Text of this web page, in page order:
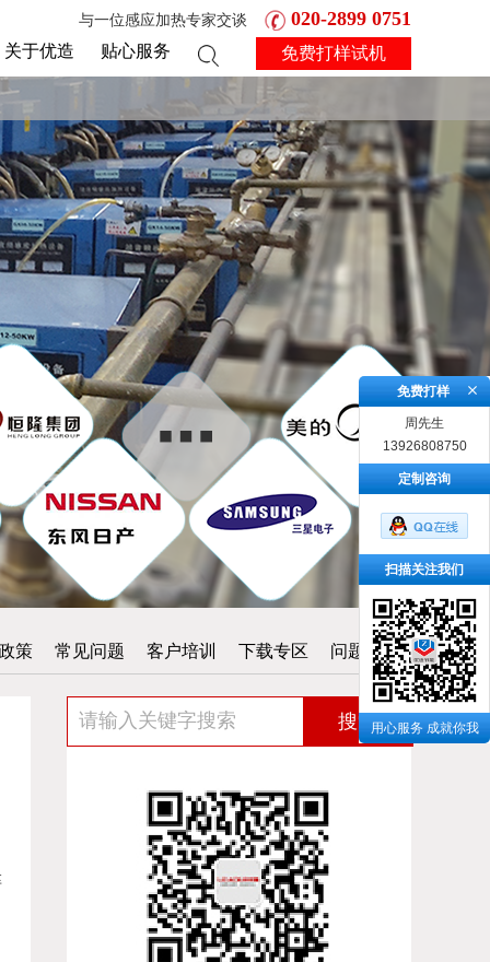
关于优造 贴心服务 免费打样试机
与一位感应加热专家交谈 020-2899 0751
策 常见问题 客户培训 下载专区 问题反馈
搜索
免费打样
周先生
13926808750
定制咨询
扫描关注我们
用心服务 成就你我